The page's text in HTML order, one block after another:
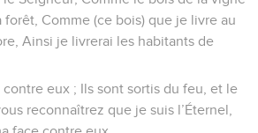
forêt, Comme (ce bois) que je livre au
Ainsi je livrerai les habitants de
eux ; Ils sont sortis du feu, et le
reconnaîtrez que je suis l’Éternel,